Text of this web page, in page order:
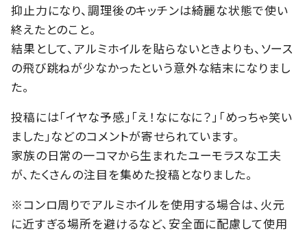
抑止力になり、調理後のキッチンは綺麗な状態で使い
終えたとのこと。
結果として、アルミホイルを貼らないときよりも、ソース
の飛び跳ねが少なかったという意外な結末になりまし
た。
投稿には「イヤな予感」「え！なになに？」「めっちゃ笑い
ました」などのコメントが寄せられています。
家族の日常の一コマから生まれたユーモラスな工夫
が、たくさんの注目を集めた投稿となりました。
※コンロ周りでアルミホイルを使用する場合は、火元
に近すぎる場所を避けるなど、安全面に配慮して使用